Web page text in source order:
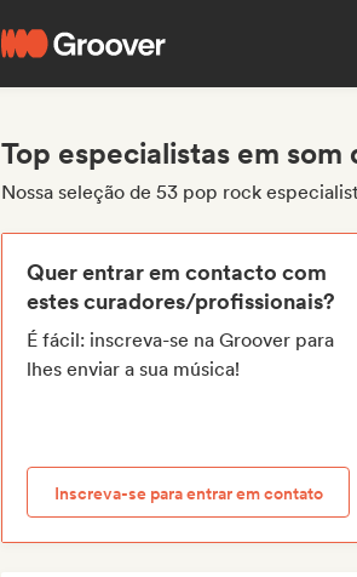
Top especialistas em
Nossa seleção de 53 pop rock
Quer entrar em contacto com
estes curadores/profissionais?
É fácil: inscreva-se na Groover para
lhes enviar a sua música!
Inscreva-se para entrar em contato